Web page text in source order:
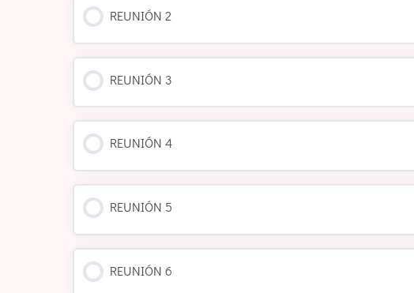
REUNIÓN 2
REUNIÓN 3
REUNIÓN 4
REUNIÓN 5
REUNIÓN 6